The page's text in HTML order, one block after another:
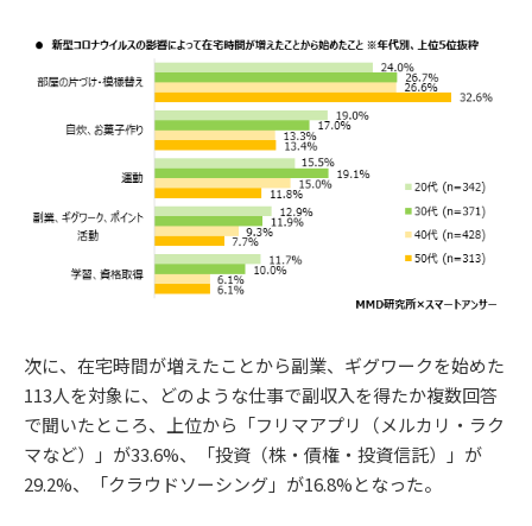
次に、在宅時間が増えたことから副業、ギグワークを始めた
113人を対象に、どのような仕事で副収入を得たか複数回答
で聞いたところ、上位から「フリマアプリ（メルカリ・ラク
マなど）」が33.6%、「投資（株・債権・投資信託）」が
29.2%、「クラウドソーシング」が16.8%となった。